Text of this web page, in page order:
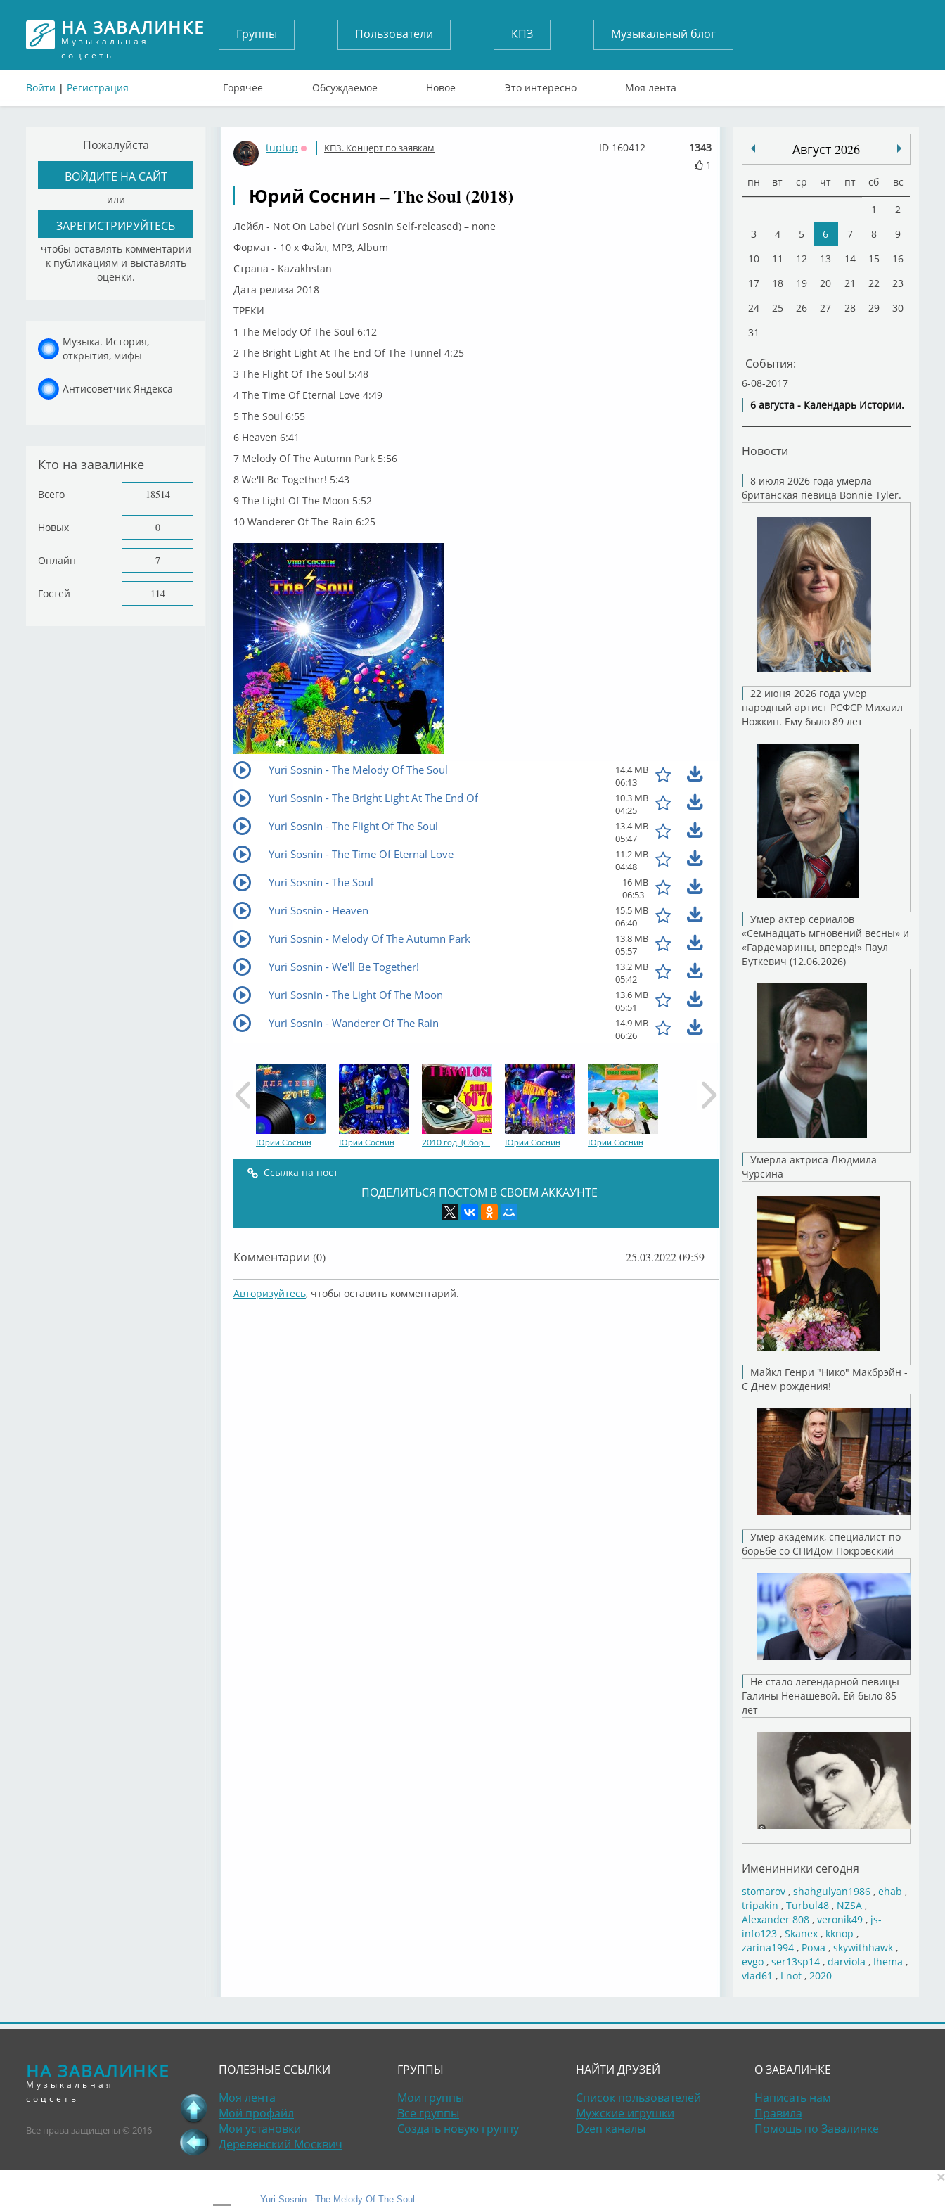
НА ЗАВАЛИНКЕ
Музыкальная
соцсеть
Войти | Регистрация
Группы Пользователи КПЗ Музыкальный блог
Горячее Обсуждаемое Новое Это интересно Моя лента
Пожалуйста
ВОЙДИТЕ НА САЙТ
или
ЗАРЕГИСТРИРУЙТЕСЬ
чтобы оставлять комментарии
к публикациям и выставлять
оценки.
Музыка. История,
открытия, мифы
Антисоветчик Яндекса
Кто на завалинке
Всего 18514
Новых 0
Онлайн 7
Гостей 114
tuptup
Оффлайн
КПЗ. Концерт по заявкам
1343
1
ID 160412
Юрий Соснин – The Soul (2018)
Лейбл - Not On Label (Yuri Sosnin Self-released) – none
Формат - 10 x Файл, MP3, Album
Страна - Kazakhstan
Дата релиза 2018
ТРЕКИ
1 The Melody Of The Soul 6:12
2 The Bright Light At The End Of The Tunnel 4:25
3 The Flight Of The Soul 5:48
4 The Time Of Eternal Love 4:49
5 The Soul 6:55
6 Heaven 6:41
7 Melody Of The Autumn Park 5:56
8 We'll Be Together! 5:43
9 The Light Of The Moon 5:52
10 Wanderer Of The Rain 6:25
Yuri Sosnin - The Melody Of The Soul
14.4 MB
06:13
Yuri Sosnin - The Bright Light At The End Of
10.3 MB
04:25
Yuri Sosnin - The Flight Of The Soul
13.4 MB
05:47
Yuri Sosnin - The Time Of Eternal Love
11.2 MB
04:48
Yuri Sosnin - The Soul
16 MB
06:53
Yuri Sosnin - Heaven
15.5 MB
06:40
Yuri Sosnin - Melody Of The Autumn Park
13.8 MB
05:57
Yuri Sosnin - We'll Be Together!
13.2 MB
05:42
Yuri Sosnin - The Light Of The Moon
13.6 MB
05:51
Yuri Sosnin - Wanderer Of The Rain
14.9 MB
06:26
Юрий Соснин Юрий Соснин 2010 год. (Сбор... Юрий Соснин Юрий Соснин
Ссылка на пост
ПОДЕЛИТЬСЯ ПОСТОМ В СВОЕМ АККАУНТЕ
Комментарии (0) 25.03.2022 09:59
Авторизуйтесь, чтобы оставить комментарий.
Август 2026
пн вт ср чт пт сб вс
1
2
3
4 5 6 7 8
9
10
11 12 13 14 15
16
17
18 19 20 21 22
23
24
25 26 27 28 29
30
31
События:
6-08-2017
6 августа - Календарь Истории.
Новости
8 июля 2026 года умерла
британская певица Bonnie Tyler.
22 июня 2026 года умер
народный артист РСФСР Михаил
Ножкин. Ему было 89 лет
Умер актер сериалов
«Семнадцать мгновений весны» и
«Гардемарины, вперед!» Паул
Буткевич (12.06.2026)
Умерла актриса Людмила
Чурсина
Майкл Генри "Нико" Макбрэйн -
С Днем рождения!
Умер академик, специалист по
борьбе со СПИДом Покровский
Не стало легендарной певицы
Галины Ненашевой. Ей было 85
лет
Именинники сегодня
stomarov, shahgulyan1986, ehab ,
tripakin , Turbul48, NZSA,
Alexander 808, veronik49, js-
info123, Skanex, kknop ,
zarina1994, Рома , skywithhawk,
evgo, ser13sp14, darviola , Ihema ,
vlad61 , I not, 2020
НА ЗАВАЛИНКЕ
Музыкальная
соцсеть
Все права защищены © 2016
ПОЛЕЗНЫЕ ССЫЛКИ
Моя лента
Мой профайл
Мои установки
Деревенский Москвич
ГРУППЫ
Мои группы
Все группы
Создать новую группу
НАЙТИ ДРУЗЕЙ
Список пользователей
Мужские игрушки
Dzen каналы
О ЗАВАЛИНКЕ
Написать нам
Правила
Помощь по Завалинке
×
Yuri Sosnin - The Melody Of The Soul